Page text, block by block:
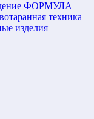
ФОРМУЛА
техника
изделия